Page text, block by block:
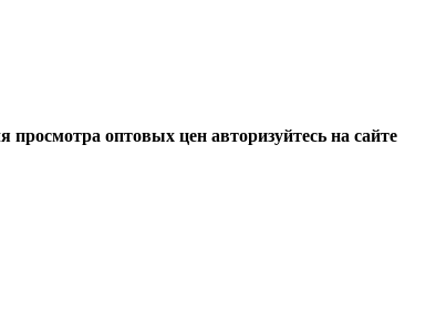
просмотра оптовых цен авторизуйтесь на сайте